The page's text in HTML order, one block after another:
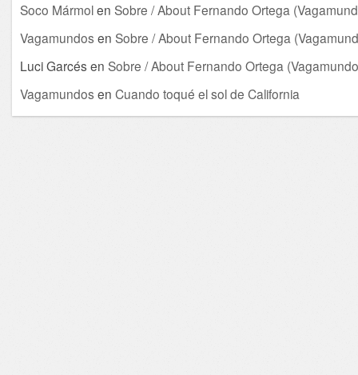
Soco Mármolen Sobre / About Fernando Ortega
Vagamundos en Sobre / About Fernando Ortega
Luci Garcés en Sobre / About Fernando Ortega
Vagamundos en Cuando toqué el sol de California